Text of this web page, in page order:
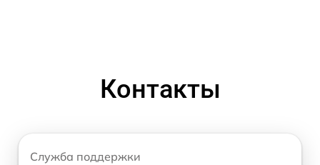
Контакты
Служба поддержки